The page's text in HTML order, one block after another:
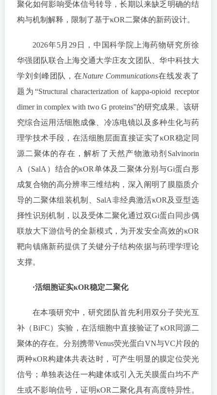
聚化如何影响受体信号转导，长期以来缺乏明确的结
构与机制解释，限制了基于κOR二聚体的新药设计。
2026年5月29日，中国科学院上海药物研究所徐
华强团队联合上海交通大学庄友文团队、华中科技大
学刘剑峰团队，在Nature Communications在线发表了
题为“Structural characterization of kappa-opioid receptor
dimer in complex with two G proteins”的研究成果。该研
究综合运用活细胞成像、冷冻电镜以及多种生化与药
理学技术手段，在活细胞层面直接证实了κOR稳定同
源二聚体的存在，解析了天然产物激动剂Salvinorin
A（SalA）结合的κOR单体及二聚体分别与Gi蛋白形
成复合物的高分辨率三维结构，深入阐明了膜脂质介
导的二聚体组装机制、SalA非经典激活κOR及亚型选
择性识别机制，以及受体二聚化通过双Gi蛋白同步偶
联放大下游信号的全新模式，为开发安全高效的κOR
靶向镇痛新药提供了关键分子结构依据与药理学理论
支撑。
·活细胞证实κOR稳定二聚化
在本项研究中，研究团队首先利用双分子荧光互
补（BiFC）实验，在活细胞中直接验证了κOR同源二
聚体的存在。分别携带Venus荧光蛋白VN与VC片段的
两种κOR构建体共表达时，可产生明显的膜定位荧光
信号；单独表达任一构建体或引入无关膜蛋白均不产
生或不影响信号，证明κOR二聚化具有高度特异性。